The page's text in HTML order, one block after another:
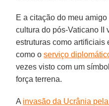
E a citação do meu
cultura do pós-Vaticano II
estruturas como artificiais
como oserviço
vezes visto com um
força terrena.
A invasão da Ucrânia